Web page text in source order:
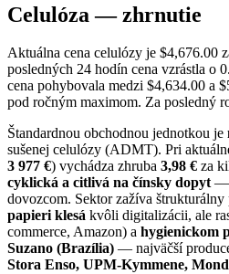
Celulóza — zhrnutie
Aktuálna cena celulózy je $4,676.00
posledných 24 hodín cena vzrástla o
cena pohybovala medzi $4,634.00 a
pod ročným maximom. Za posledný
Štandardnou obchodnou jednotkou je
sušenej celulózy (ADMT). Pri
3 977 €) vychádza zhruba 3,98 € za
cyklická a citlivá na čínsky dopyt—
dovozcom. Sektor zažíva štrukturálny
papieri klesá kvôli digitalizácii, ale
commerce, Amazon) a hygienickom
Suzano (Brazília) — najväčší
Stora Enso, UPM-Kymmene,